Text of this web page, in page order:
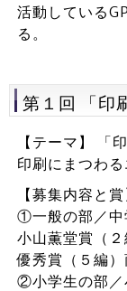
活動している
る。
第１回 「印
【テーマ】 「
印刷にまつわ
【募集内容と賞
①一般の部／中
小山薫堂賞（
優秀賞（５編
②小学生の部／